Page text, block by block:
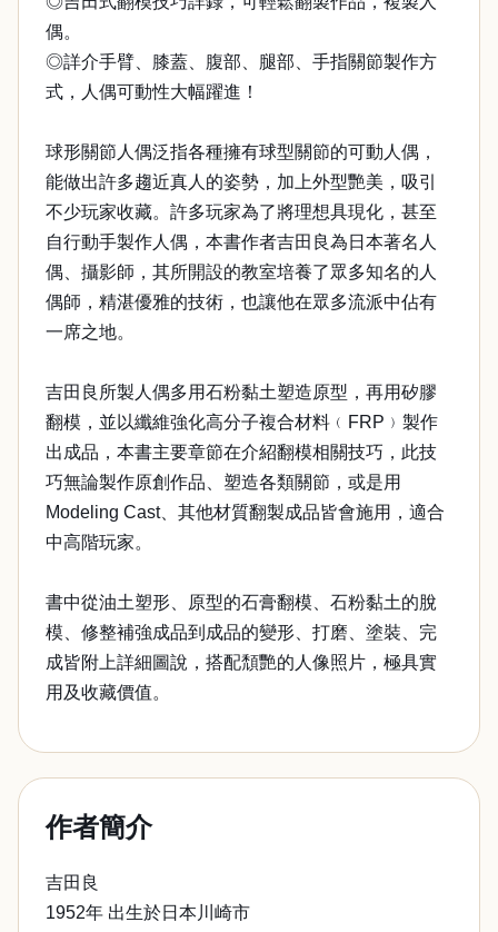
偶。
◎詳介手臂、膝蓋、腹部、腿部、手指關節製作方
式，人偶可動性大幅躍進！
球形關節人偶泛指各種擁有球型關節的可動人偶，
能做出許多趨近真人的姿勢，加上外型艷美，吸引
不少玩家收藏。許多玩家為了將理想具現化，甚至
自行動手製作人偶，本書作者吉田良為日本著名人
偶、攝影師，其所開設的教室培養了眾多知名的人
偶師，精湛優雅的技術，也讓他在眾多流派中佔有
一席之地。
吉田良所製人偶多用石粉黏土塑造原型，再用矽膠
翻模，並以纖維強化高分子複合材料﹙FRP﹚製作
出成品，本書主要章節在介紹翻模相關技巧，此技
巧無論製作原創作品、塑造各類關節，或是用
Modeling Cast、其他材質翻製成品皆會施用，適合
中高階玩家。
書中從油土塑形、原型的石膏翻模、石粉黏土的脫
模、修整補強成品到成品的變形、打磨、塗裝、完
成皆附上詳細圖說，搭配頹艷的人像照片，極具實
用及收藏價值。
作者簡介
吉田良
1952年 出生於日本川崎市